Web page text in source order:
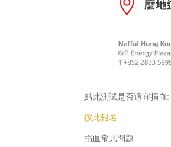
點此測試是否適宜捐血:
按此報名
捐血常見問題